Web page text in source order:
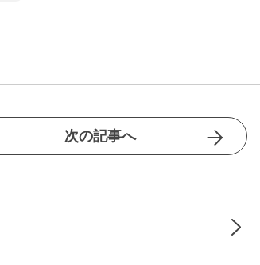
次の記事へ